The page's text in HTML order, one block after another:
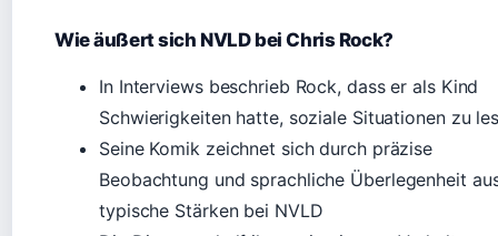
Wie äußert sich NVLD bei Chris Rock?
In Interviews beschrieb Rock, dass er als Kind
Schwierigkeiten hatte, soziale Situationen zu
Seine Komik zeichnet sich durch präzise
Beobachtung und sprachliche Überlegenheit
typische Stärken bei NVLD